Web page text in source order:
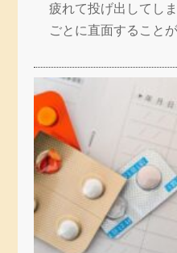
疲れて投げ出してし
ごとに直面すること